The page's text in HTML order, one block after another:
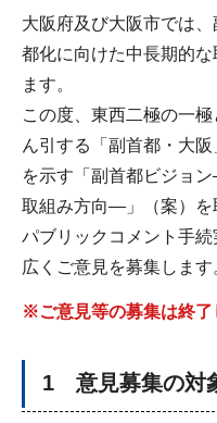
大阪府及び大阪市では
都化に向けた中長期的
ます。
この度、東西二極の一
ん引する「副首都・大
を示す「副首都ビジョ
取組み方向―」（案）を
パブリックコメント手
広くご意見を募集します
※ご意見等の募集は終了
1 意見募集の対